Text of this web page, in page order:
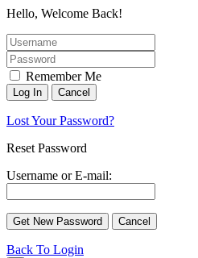
Hello, Welcome Back!
Remember Me
Lost Your Password?
Reset Password
Username or E-mail:
Back To Login